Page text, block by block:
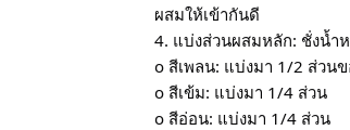
ผสมให้เข้ากันดี
4. แบ่งส่วนผสมหลัก: ชั่งน้ำ
o สีเพลน: แบ่งมา 1/2 ส่วน
o สีเข้ม: แบ่งมา 1/4 ส่วน
o สีอ่อน: แบ่งมา 1/4 ส่วน